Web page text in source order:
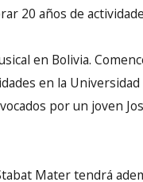
20 años de
en Bolivia.
en la
por un joven
Mater tendrá